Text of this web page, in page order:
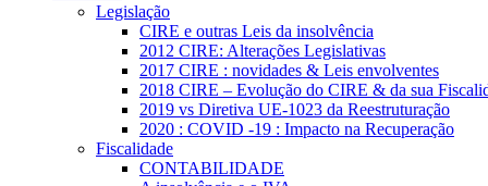
Legislação
CIRE e outras Leis da insolvência
2012 CIRE: Alterações Legislativas
2017 CIRE : novidades & Leis envolventes
2018 CIRE – Evolução do CIRE & da sua
2019 vs Diretiva UE-1023 da Reestruturação
2020 : COVID -19 : Impacto na Recuperação
Fiscalidade
CONTABILIDADE